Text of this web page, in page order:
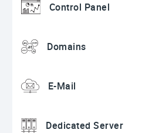
Control Panel
Domains
E-Mail
Dedicated Server